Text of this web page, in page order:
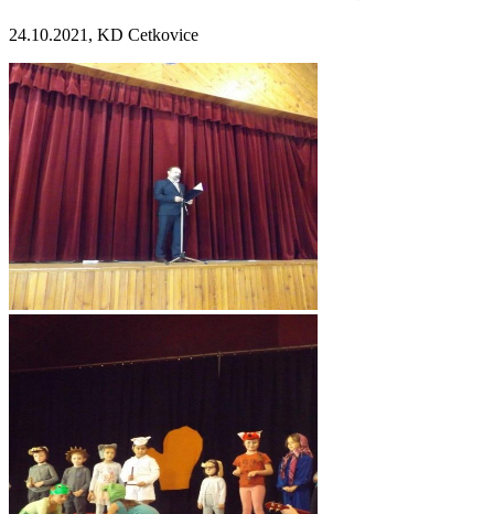
24.10.2021, KD Cetkovice